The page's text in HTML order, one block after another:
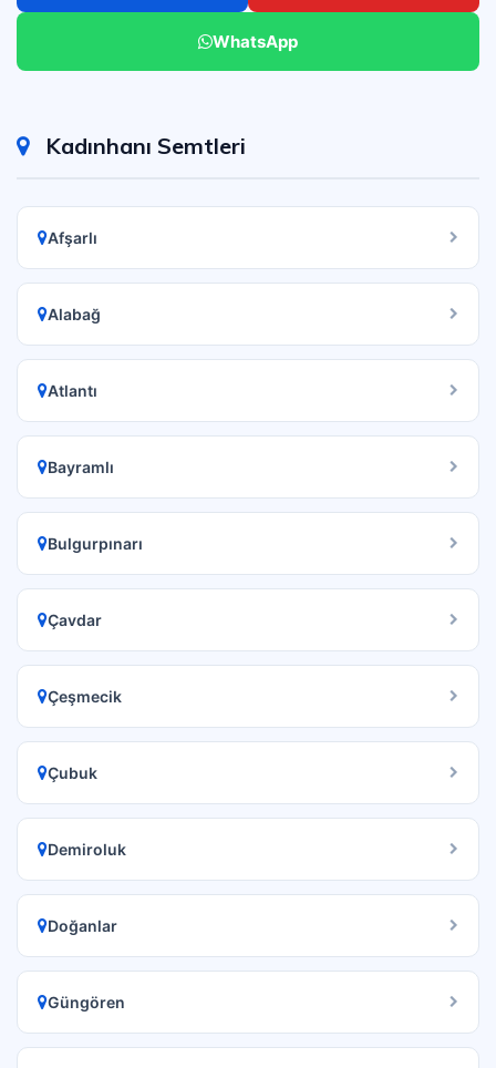
WhatsApp
Kadınhanı Semtleri
Afşarlı
Alabağ
Atlantı
Bayramlı
Bulgurpınarı
Çavdar
Çeşmecik
Çubuk
Demiroluk
Doğanlar
Güngören